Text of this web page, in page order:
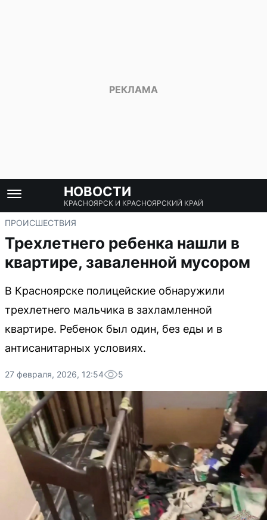
НОВОСТИ
КРАСНОЯРСК И КРАСНОЯРСКИЙ КРАЙ
ПРОИСШЕСТВИЯ
Трехлетнего ребенка нашли в
квартире, заваленной мусором
В Красноярске полицейские обнаружили
трехлетнего мальчика в захламленной
квартире. Ребенок был один, без еды и в
антисанитарных условиях.
27 февраля, 2026, 12:54 5